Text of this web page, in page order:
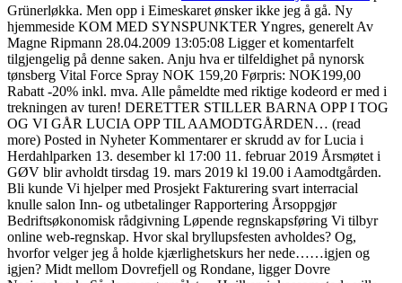
Grünerløkka. Men opp i Eimeskaret ønsker ikke jeg å gå. Ny
hjemmeside KOM MED SYNSPUNKTER Yngres, generelt Av
Magne Ripmann 28.04.2009 13:05:08 Ligger et komentarfelt
tilgjengelig på denne saken. Anju hva er tilfeldighet på nynorsk
tønsberg Vital Force Spray NOK 159,20 Førpris: NOK199,00
Rabatt -20% inkl. mva. Alle påmeldte med riktige kodeord er med i
trekningen av turen! DERETTER STILLER BARNA OPP I TOG
OG VI GÅR LUCIA OPP TIL AAMODTGÅRDEN… (read
more) Posted in Nyheter Kommentarer er skrudd av for Lucia i
Herdahlparken 13. desember kl 17:00 11. februar 2019 Årsmøtet i
GØV blir avholdt tirsdag 19. mars 2019 kl 19.00 i Aamodtgården.
Bli kunde Vi hjelper med Prosjekt Fakturering svart interracial
knulle salon Inn- og utbetalinger Rapportering Årsoppgjør
Bedriftsøkonomisk rådgivning Løpende regnskapsføring Vi tilbyr
online web-regnskap. Hvor skal bryllupsfesten avholdes? Og,
hvorfor velger jeg å holde kjærlighetskurs her nede……igjen og
igjen? Midt mellom Dovrefjell og Rondane, ligger Dovre